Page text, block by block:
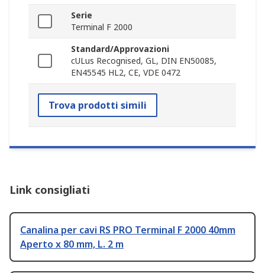
Serie
Terminal F 2000
Standard/Approvazioni
cULus Recognised, GL, DIN EN50085,
EN45545 HL2, CE, VDE 0472
Trova prodotti simili
Link consigliati
Canalina per cavi RS PRO Terminal F 2000 40mm
Aperto x 80 mm, L. 2 m